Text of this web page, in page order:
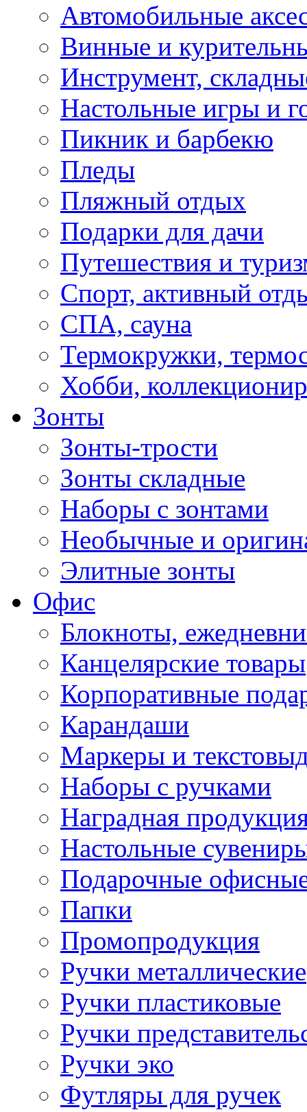
Автомобильные
Винные и
Инструмент,
Настольные игры и
Пикник и барбекю
Пледы
Пляжный отдых
Подарки для дачи
Путешествия и
Спорт, активный
СПА, сауна
Термокружки,
Хобби,
Зонты
Зонты-трости
Зонты складные
Наборы с зонтами
Необычные и
Элитные зонты
Офис
Блокноты,
Канцелярские товары
Корпоративные
Карандаши
Маркеры и
Наборы с ручками
Наградная
Настольные
Подарочные
Папки
Промопродукция
Ручки металлические
Ручки пластиковые
Ручки
Ручки эко
Футляры для ручек